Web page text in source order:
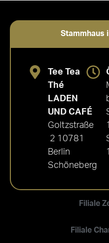
Stammhaus
Filiale
Filiale
Tee Tea
Thé
LADEN
UND CAFÉ
Goltzstraße
2 10781
Berlin
Schöneberg